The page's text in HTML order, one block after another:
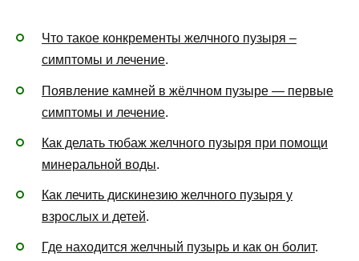
Что такое конкременты желчного пузыря –
симптомы и лечение.
Появление камней в жёлчном пузыре — первые
симптомы и лечение.
Как делать тюбаж желчного пузыря при помощи
минеральной воды.
Как лечить дискинезию желчного пузыря у
взрослых и детей.
Где находится желчный пузырь и как он болит.